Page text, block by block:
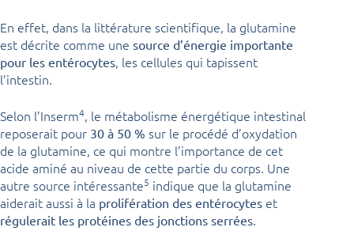
En effet, dans la littérature scientifique, la glutamine
est décrite comme une source d’énergie importante
pour les entérocytes, les cellules qui tapissent
l’intestin.
Selon l’Inserm4, le métabolisme énergétique intestinal
reposerait pour 30 à 50 % sur le procédé d’oxydation
de la glutamine, ce qui montre l’importance de cet
acide aminé au niveau de cette partie du corps. Une
autre source intéressante5 indique que la glutamine
aiderait aussi à la prolifération des entérocytes et
régulerait les protéines des jonctions serrées.